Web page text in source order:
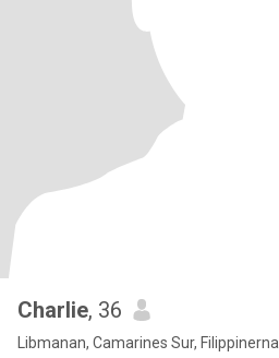
Charlie, 36
Libmanan, Camarines Sur, Filippinerna